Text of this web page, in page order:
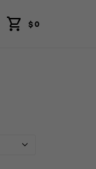
$0